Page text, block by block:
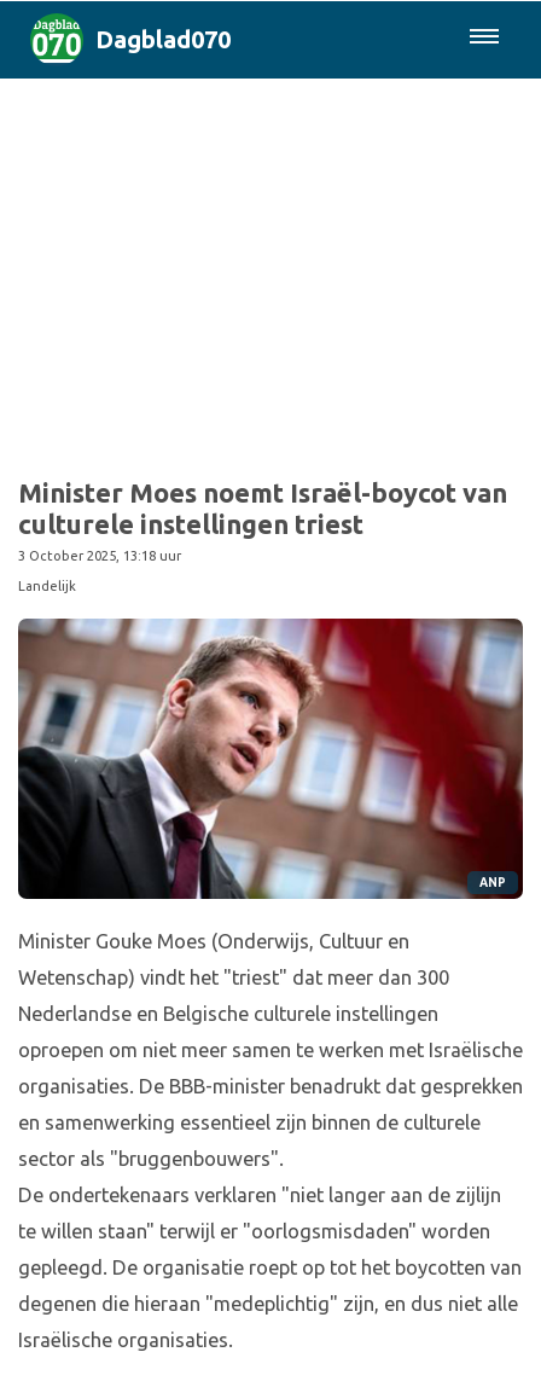
Dagblad070
Minister Moes noemt Israël-boycot van
culturele instellingen triest
3 October 2025, 13:18 uur
Landelijk
ANP
Minister Gouke Moes (Onderwijs, Cultuur en
Wetenschap) vindt het "triest" dat meer dan 300
Nederlandse en Belgische culturele instellingen
oproepen om niet meer samen te werken met Israëlische
organisaties. De BBB-minister benadrukt dat gesprekken
en samenwerking essentieel zijn binnen de culturele
sector als "bruggenbouwers".
De ondertekenaars verklaren "niet langer aan de zijlijn
te willen staan" terwijl er "oorlogsmisdaden" worden
gepleegd. De organisatie roept op tot het boycotten van
degenen die hieraan "medeplichtig" zijn, en dus niet alle
Israëlische organisaties.